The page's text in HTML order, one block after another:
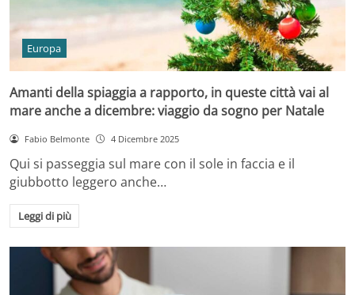
Europa
Amanti della spiaggia a rapporto, in queste città vai al
mare anche a dicembre: viaggio da sogno per Natale
Fabio Belmonte 4 Dicembre 2025
Qui si passeggia sul mare con il sole in faccia e il
giubbotto leggero anche…
Leggi di più